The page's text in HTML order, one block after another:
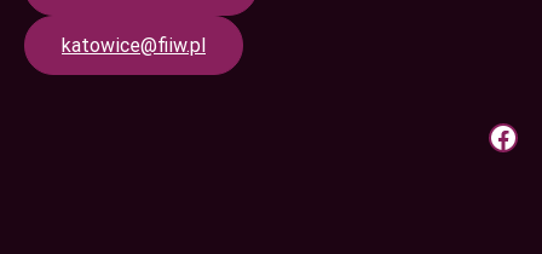
katowice@fiiw.pl
Krok Do Pracy | Facebook